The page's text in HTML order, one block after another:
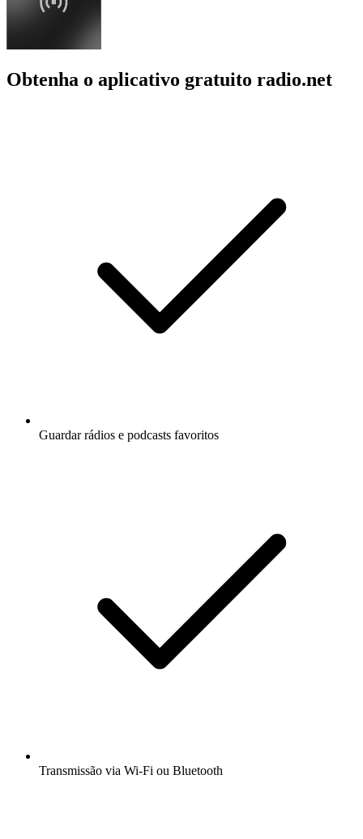
Obtenha o aplicativo gratuito radio.net
Guardar rádios e podcasts favoritos
Transmissão via Wi-Fi ou Bluetooth